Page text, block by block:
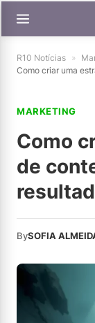
R10 Notícias »
Como criar uma
MARKETING
Como
de
BySOFIA